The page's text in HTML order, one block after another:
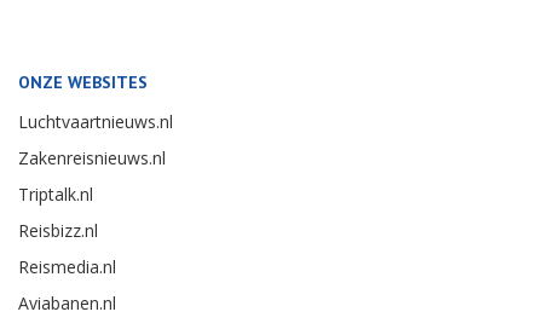
ONZE WEBSITES
Luchtvaartnieuws.nl
Zakenreisnieuws.nl
Triptalk.nl
Reisbizz.nl
Reismedia.nl
Aviabanen.nl